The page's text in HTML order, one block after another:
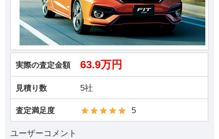
実際の査定金額 63.9万円
見積り数 5社
査定満足度 5
ユーザーコメント